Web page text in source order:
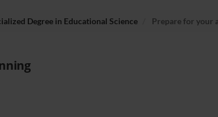
Degree in Educational Science Prepare for your